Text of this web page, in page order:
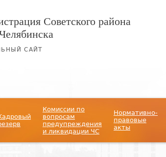
Советского района
САЙТ
Комиссии по
вопросам
предупреждения
и ликвидации ЧС
Нормативно-
правовые
акты